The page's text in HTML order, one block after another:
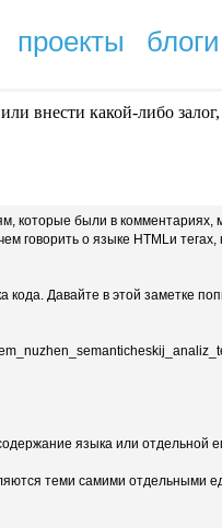
проекты блоги
внести какой-либо залог,
которые были в комментариях,
говорить о языке HTMLи тегах,
кода. Давайте в этой заметке
языка или отдельной
теми самими отдельными